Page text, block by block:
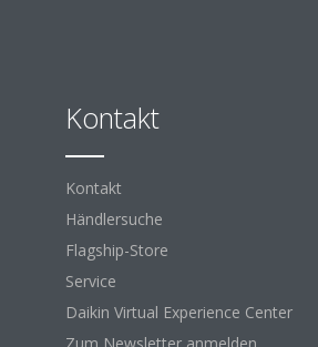
Kontakt
Kontakt
Händlersuche
Flagship-Store
Service
Daikin Virtual Experience Center